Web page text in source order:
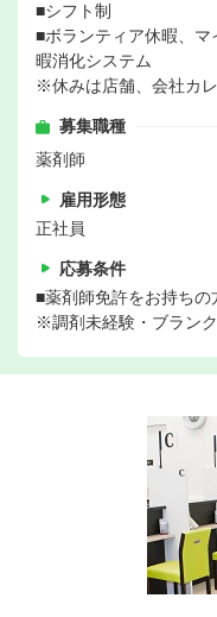
■シフト制
■ボランティア休暇、
暇消化システム
※休みは店舗、会社カ
募集職種
薬剤師
雇用形態
正社員
応募条件
■薬剤師免許をお持ちの
※調剤未経験・ブラン